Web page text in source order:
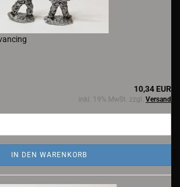
10,34 EUR
inkl. 19% MwSt. zzgl. Versand
IN DEN WARENKORB